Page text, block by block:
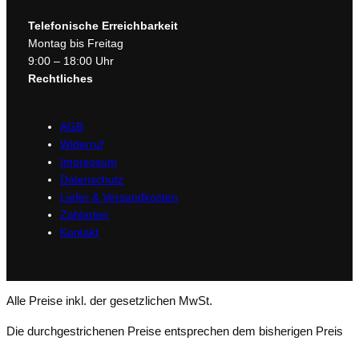
Telefonische Erreichbarkeit
Montag bis Freitag
9:00 – 18:00 Uhr
Rechtliches
AGB
Widerruf
Impressum
Datenschutz
Liefer & Versandkosten
Zahlarten
Kontakt
Alle Preise inkl. der gesetzlichen MwSt.
Die durchgestrichenen Preise entsprechen dem bisherigen Preis